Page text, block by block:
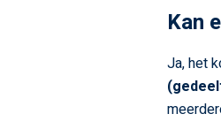
Kan
Ja, het